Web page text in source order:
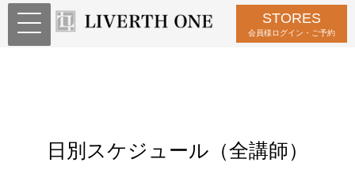
STORES
会員様ログイン・ご予約
日別スケジュール（全講師）